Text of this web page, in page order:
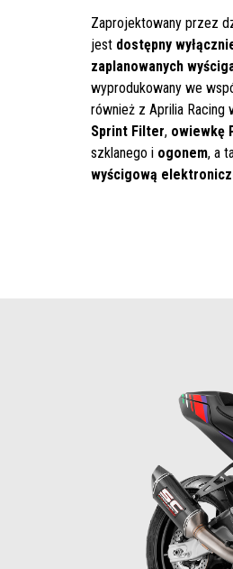
Zaprojektowany przez
jest dostępny
zaplanowanych
wyprodukowany we
również z Aprilia Racing
Sprint Filter, owiewkę
szklanego i ogonem, a
wyścigową